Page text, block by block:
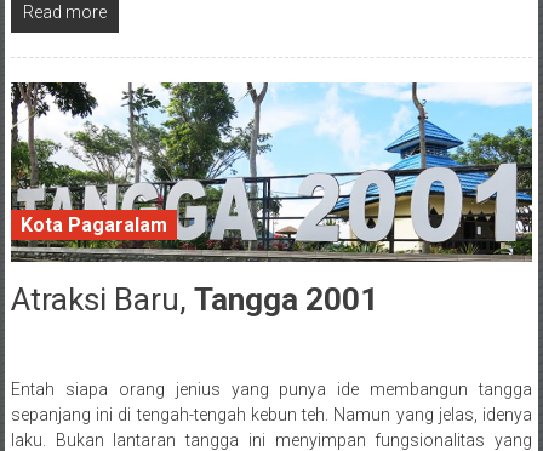
Read more
Kota Pagaralam
13 February 2018
Atraksi Baru, Tangga 2001
Posted By: wirawan
Entah siapa orang jenius yang punya ide membangun tangga
sepanjang ini di tengah-tengah kebun teh. Namun yang jelas, idenya
laku. Bukan lantaran tangga ini menyimpan fungsionalitas yang